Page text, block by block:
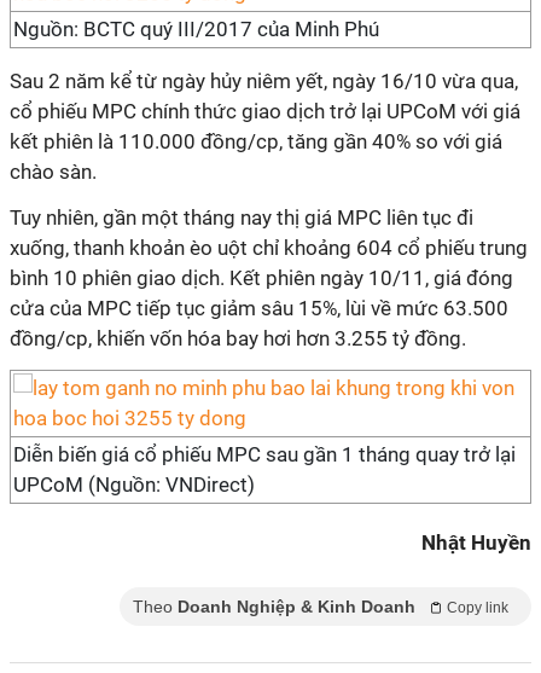
Nguồn: BCTC quý III/2017 của Minh Phú
Sau 2 năm kể từ ngày hủy niêm yết, ngày 16/10 vừa qua,
cổ phiếu MPC chính thức giao dịch trở lại UPCoM với giá
kết phiên là 110.000 đồng/cp, tăng gần 40% so với giá
chào sàn.
Tuy nhiên, gần một tháng nay thị giá MPC liên tục đi
xuống, thanh khoản èo uột chỉ khoảng 604 cổ phiếu trung
bình 10 phiên giao dịch. Kết phiên ngày 10/11, giá đóng
cửa của MPC tiếp tục giảm sâu 15%, lùi về mức 63.500
đồng/cp, khiến vốn hóa bay hơi hơn 3.255 tỷ đồng.
Diễn biến giá cổ phiếu MPC sau gần 1 tháng quay trở lại
UPCoM (Nguồn: VNDirect)
Nhật Huyền
Theo Doanh Nghiệp & Kinh Doanh Copy link